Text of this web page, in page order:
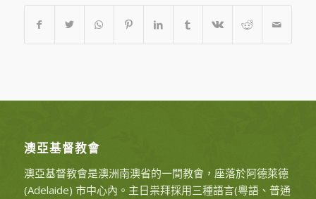
澳亞基督教會
澳亞基督教會是澳洲南澳省的一間教會，座落於阿德萊德
(Adelaide) 市中心內。主日祟拜採用三種語言(粵語、普通